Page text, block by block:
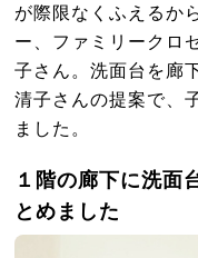
が際限なくふえるか
ー、ファミリークロ
子さん。洗面台を廊
清子さんの提案で、
ました。
１階の廊下に洗面
とめました